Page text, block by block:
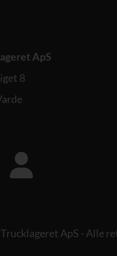
ApS
8
Trucklageret ApS - Alle